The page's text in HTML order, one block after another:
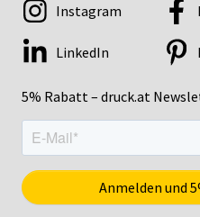
5% Rabatt – druck.at
Instagram
LinkedIn